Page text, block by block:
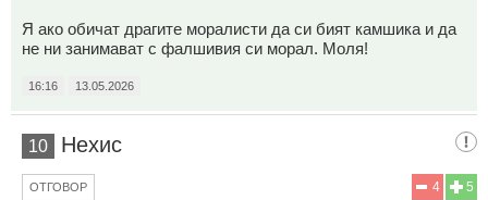
Я ако обичат драгите моралисти да си бият камшика и да
не ни занимават с фалшивия си морал. Моля!
16:16 13.05.2026
10 Нехис
5
4
ОТГОВОР